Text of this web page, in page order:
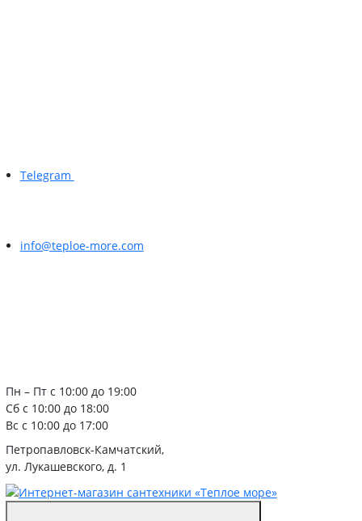
Telegram
info@teploe-more.com
Пн – Пт с 10:00 до 19:00
Сб с 10:00 до 18:00
Вс с 10:00 до 17:00
Петропавловск-Камчатский,
ул. Лукашевского, д. 1